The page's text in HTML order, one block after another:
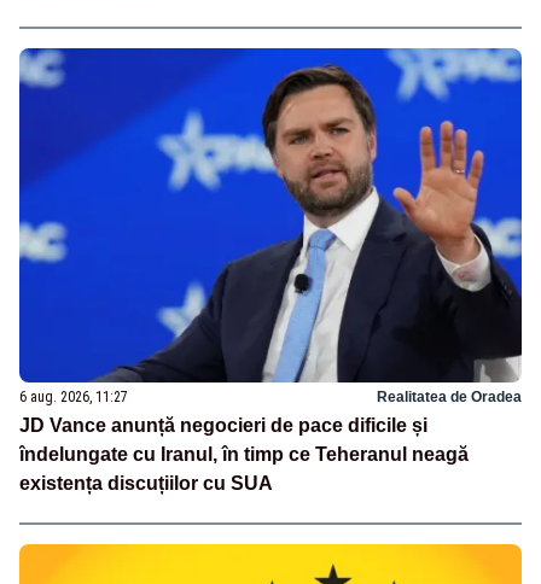
6 aug. 2026, 11:27 Realitatea de Oradea
JD Vance anunță negocieri de pace dificile și
îndelungate cu Iranul, în timp ce Teheranul neagă
existența discuțiilor cu SUA